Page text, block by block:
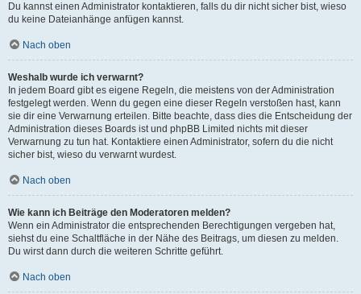
Du kannst einen Administrator kontaktieren, falls du dir nicht sicher bist, wieso
du keine Dateianhänge anfügen kannst.
Nach oben
Weshalb wurde ich verwarnt?
In jedem Board gibt es eigene Regeln, die meistens von der Administration
festgelegt werden. Wenn du gegen eine dieser Regeln verstoßen hast, kann
sie dir eine Verwarnung erteilen. Bitte beachte, dass dies die Entscheidung der
Administration dieses Boards ist und phpBB Limited nichts mit dieser
Verwarnung zu tun hat. Kontaktiere einen Administrator, sofern du die nicht
sicher bist, wieso du verwarnt wurdest.
Nach oben
Wie kann ich Beiträge den Moderatoren melden?
Wenn ein Administrator die entsprechenden Berechtigungen vergeben hat,
siehst du eine Schaltfläche in der Nähe des Beitrags, um diesen zu melden.
Du wirst dann durch die weiteren Schritte geführt.
Nach oben